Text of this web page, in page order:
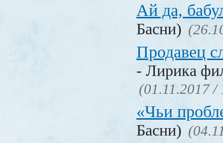
Ай да,
Басни)
Продавец
- Лирика
(01.11.2017 /
«Чьи
Басни)